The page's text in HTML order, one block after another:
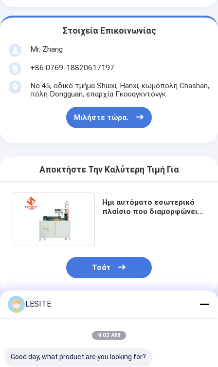
Φίλτρο τσαντών σκόνης
Origami που διπλώνει τη μηχανή
υπερηχητική ράβοντας μηχανή
φίλτρο αέρα Μηχανή κατασκευής πλαισίων
Στοιχεία Επικοινωνίας
Mr. Zhang
+86 0769-18820617197
No.45, οδικό τμήμα Shuixi, Hanxi, κωμόπολη Chashan,
πόλη Dongguan, επαρχία Γκουαγκντόνγκ
Μιλήστε τώρα.
Αποκτήστε Την Καλύτερη Τιμή Για
Ημι αυτόματο εσωτερικό
πλαίσιο που διαμορφώνει
Τσάτ
Συνιστώμενα Προϊόντα
LESITE
9:02 AM
Good day, what product are you looking for?